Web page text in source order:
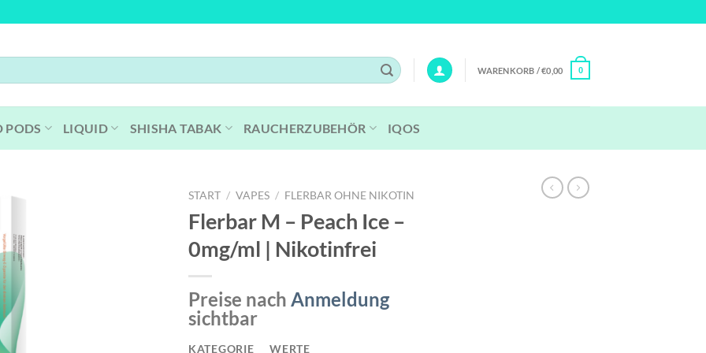
WARENKORB /€0,00 0
PODS LIQUID SHISHA TABAK RAUCHERZUBEHÖR IQOS
START / VAPES / FLERBAR OHNE NIKOTIN
Flerbar M – Peach Ice –
0mg/ml | Nikotinfrei
Preise nach Anmeldung
sichtbar
KATEGORIE
WERTE